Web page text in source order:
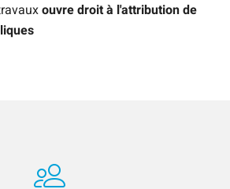
ouvre droit à l'attribution de